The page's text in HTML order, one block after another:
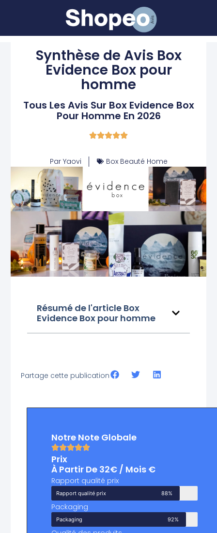
Synthèse de Avis Box
Evidence Box pour
homme
Tous Les Avis Sur Box Evidence Box
Pour Homme En 2026
ParYaovi Box Beauté Home
Résumé de l'article Box
Evidence Box pour homme
Partage cette publication
Notre Note Globale
Prix
À Partir De 32€ / Mois €
Rapport qualité prix
Rapport qualité prix 88%
Packaging
Packaging 92%